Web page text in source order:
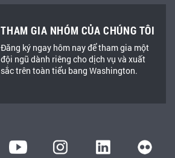
THAM GIA NHÓM CỦA CHÚNG TÔI
Đăng ký ngay hôm nay để tham gia một
đội ngũ dành riêng cho dịch vụ và xuất
sắc trên toàn tiểu bang Washington.